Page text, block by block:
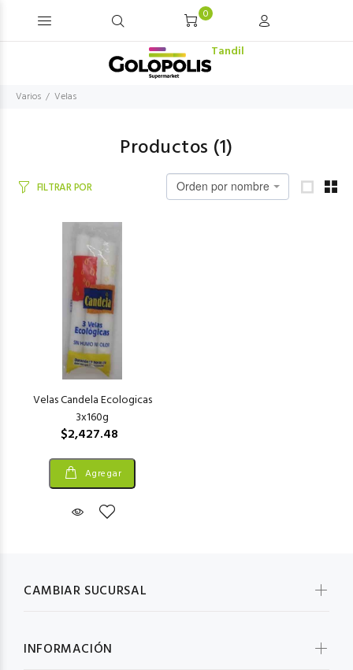
0
Tandil
Varios Velas
Productos (1)
FILTRAR POR Orden por nombre
Velas Candela Ecologicas
3x160g
$2,427.48
Agregar
CAMBIAR SUCURSAL
INFORMACIÓN